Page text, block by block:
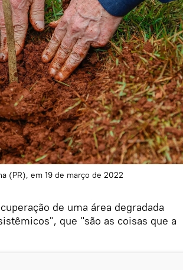
(PR), em 19 de março de 2022
de uma área degradada
que "são as coisas que a